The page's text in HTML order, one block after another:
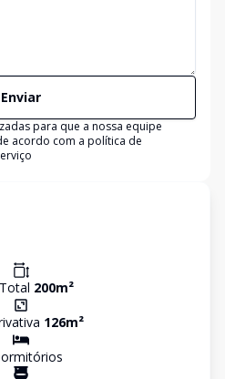
Enviar
para que a nossa equipe
acordo com a política de
200m²
126m²
s